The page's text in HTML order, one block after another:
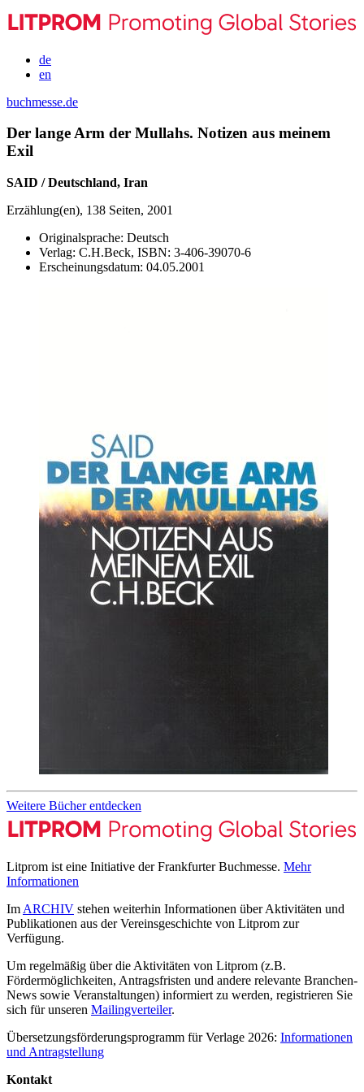
de
en
buchmesse.de
Der lange Arm der Mullahs. Notizen aus meinem
Exil
SAID / Deutschland, Iran
Erzählung(en), 138 Seiten, 2001
Originalsprache: Deutsch
Verlag: C.H.Beck, ISBN: 3-406-39070-6
Erscheinungsdatum: 04.05.2001
Weitere Bücher entdecken
Litprom ist eine Initiative der Frankfurter Buchmesse. Mehr
Informationen
Im ARCHIV stehen weiterhin Informationen über Aktivitäten und
Publikationen aus der Vereinsgeschichte von Litprom zur
Verfügung.
Um regelmäßig über die Aktivitäten von Litprom (z.B.
Fördermöglichkeiten, Antragsfristen und andere relevante Branchen-
News sowie Veranstaltungen) informiert zu werden, registrieren Sie
sich für unseren Mailingverteiler.
Übersetzungsförderungsprogramm für Verlage 2026: Informationen
und Antragstellung
Kontakt